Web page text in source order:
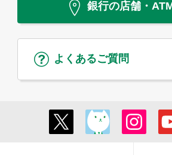
銀行の店舗・
よくあるご質問